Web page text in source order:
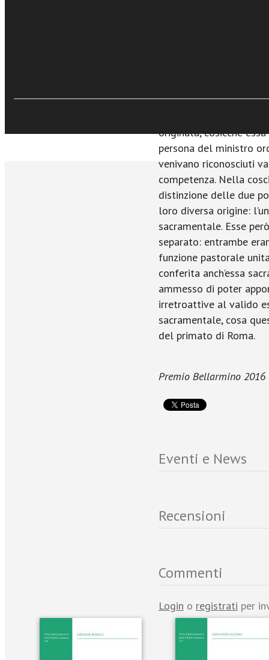
non graduabilità,
originata, cosicché
persona del ministro
venivano riconosciuti
competenza. Nella
distinzione delle due
loro diversa origine:
sacramentale. Esse
separato: entrambe
funzione pastorale
conferita anch’essa
ammesso di poter
irretroattive al valido
sacramentale, cosa
del primato di Roma.
Premio Bellarmino 2016
Eventi e News
Recensioni
Commenti
Login o registrati per